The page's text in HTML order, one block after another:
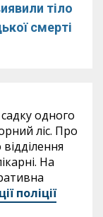
тіло
смерті
одного
ліс. Про
На
поліції